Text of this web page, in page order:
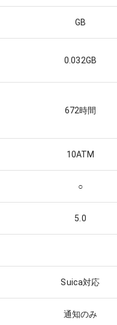
GB
0.032GB
672時間
10ATM
○
5.0
Suica対応
通知のみ